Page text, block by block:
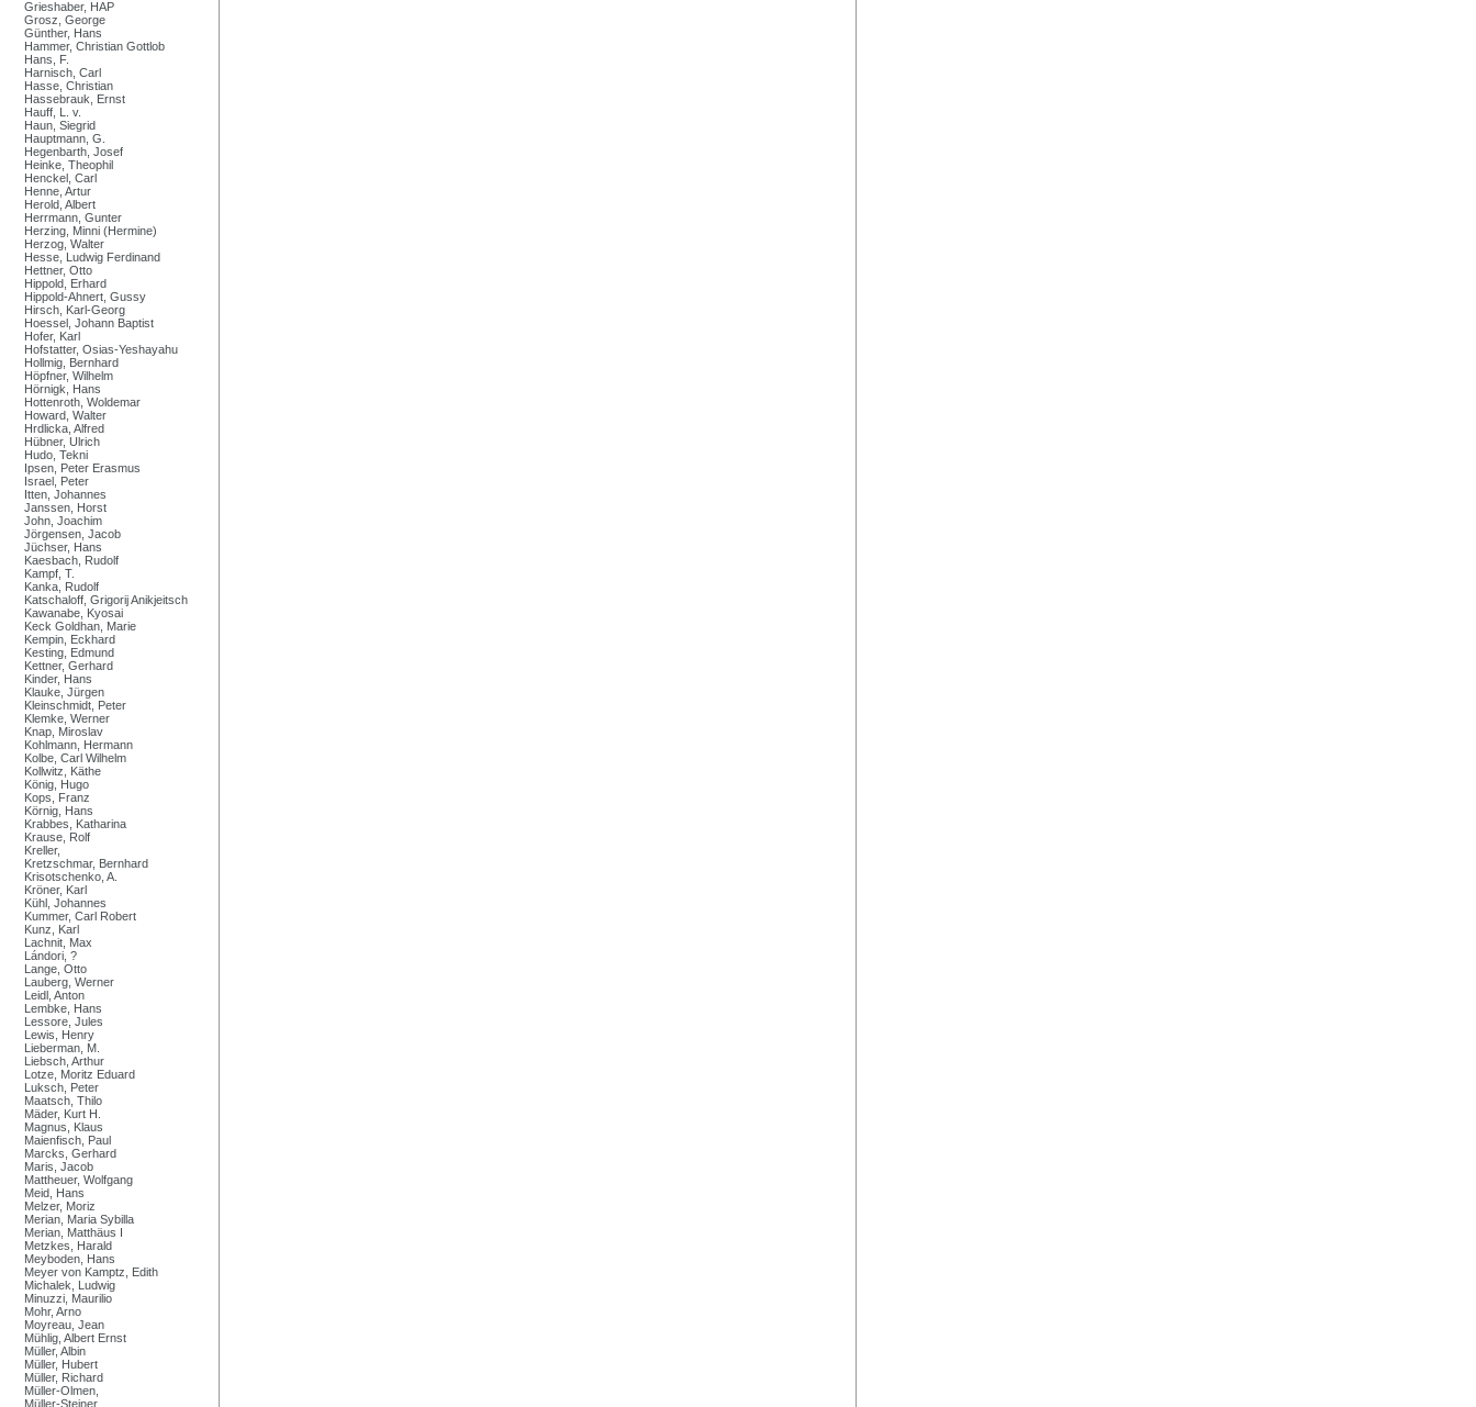
Grieshaber, HAP
Grosz, George
Günther, Hans
Hammer, Christian Gottlob
Hans, F.
Harnisch, Carl
Hasse, Christian
Hassebrauk, Ernst
Hauff, L. v.
Haun, Siegrid
Hauptmann, G.
Hegenbarth, Josef
Heinke, Theophil
Henckel, Carl
Henne, Artur
Herold, Albert
Herrmann, Gunter
Herzing, Minni (Hermine)
Herzog, Walter
Hesse, Ludwig Ferdinand
Hettner, Otto
Hippold, Erhard
Hippold-Ahnert, Gussy
Hirsch, Karl-Georg
Hoessel, Johann Baptist
Hofer, Karl
Hofstatter, Osias-Yeshayahu
Hollmig, Bernhard
Höpfner, Wilhelm
Hörnigk, Hans
Hottenroth, Woldemar
Howard, Walter
Hrdlicka, Alfred
Hübner, Ulrich
Hudo, Tekni
Ipsen, Peter Erasmus
Israel, Peter
Itten, Johannes
Janssen, Horst
John, Joachim
Jörgensen, Jacob
Jüchser, Hans
Kaesbach, Rudolf
Kampf, T.
Kanka, Rudolf
Katschaloff, Grigorij Anikjeitsch
Kawanabe, Kyosai
Keck Goldhan, Marie
Kempin, Eckhard
Kesting, Edmund
Kettner, Gerhard
Kinder, Hans
Klauke, Jürgen
Kleinschmidt, Peter
Klemke, Werner
Knap, Miroslav
Kohlmann, Hermann
Kolbe, Carl Wilhelm
Kollwitz, Käthe
König, Hugo
Kops, Franz
Körnig, Hans
Krabbes, Katharina
Krause, Rolf
Kreller,
Kretzschmar, Bernhard
Krisotschenko, A.
Kröner, Karl
Kühl, Johannes
Kummer, Carl Robert
Kunz, Karl
Lachnit, Max
Lándori, ?
Lange, Otto
Lauberg, Werner
Leidl, Anton
Lembke, Hans
Lessore, Jules
Lewis, Henry
Lieberman, M.
Liebsch, Arthur
Lotze, Moritz Eduard
Luksch, Peter
Maatsch, Thilo
Mäder, Kurt H.
Magnus, Klaus
Maienfisch, Paul
Marcks, Gerhard
Maris, Jacob
Mattheuer, Wolfgang
Meid, Hans
Melzer, Moriz
Merian, Maria Sybilla
Merian, Matthäus I
Metzkes, Harald
Meyboden, Hans
Meyer von Kamptz, Edith
Michalek, Ludwig
Minuzzi, Maurilio
Mohr, Arno
Moyreau, Jean
Mühlig, Albert Ernst
Müller, Albin
Müller, Hubert
Müller, Richard
Müller-Olmen,
Müller-Steiner,